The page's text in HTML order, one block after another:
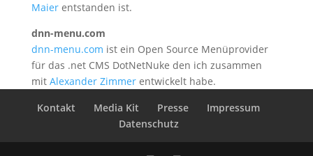
Maierentstanden ist.
dnn-menu.com
dnn-menu.com ist ein Open Source Menüprovider
für das .net CMS DotNetNuke den ich zusammen
mit Alexander Zimmerentwickelt habe.
Kontakt
Media Kit Presse
Impressum
Datenschutz